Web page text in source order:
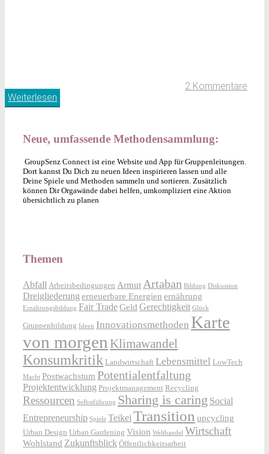
2 Kommentare
Weiterlesen
Neue, umfassende Methodensammlung:
GroupSenz Connect ist eine Website und App für Gruppenleitungen.
Dort kannst Du Dich zu neuen Ideen inspirieren lassen und alle
Deine Spiele und Methoden sammeln und sortieren. Zusätzlich
können Dir Orgawände dabei helfen, umkompliziert eine Aktion
übersichtlich zu planen
Themen
Abfall Arbeitsbedingungen Armut Artaban Bildung Diskussion
Dreigliederung erneuerbare Energien ernährung
Ernährungsbildung Fair TradeGeld Gerechtigkeit Glück
Gruppenbildung Ideen Innovationsmethoden Karte
von morgen Klimawandel
Konsumkritik Landwirtschaft Lebensmittel LowTech
Macht Postwachstum Potentialentfaltung
Projektentwicklung Projektmanagement Recycling
Ressourcen Selbstführung Sharing is caring Social
Entrepreneurship Spiele Teikei Transition upcycling
Urban Design Urban Gardening Vision Welthandel Wirtschaft
Wohlstand Zukunftsblick Öffentlichkeitsarbeit